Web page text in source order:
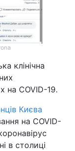
клінічна
на COVID-19.
Києва
на COVID-
в столиці